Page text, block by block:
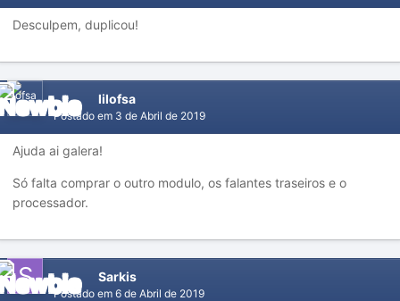
Desculpem, duplicou!
lilofsa
Postado em 3 de Abril de 2019
Ajuda ai galera!
Só falta comprar o outro modulo, os falantes traseiros e o
processador.
Sarkis
Postado em 6 de Abril de 2019